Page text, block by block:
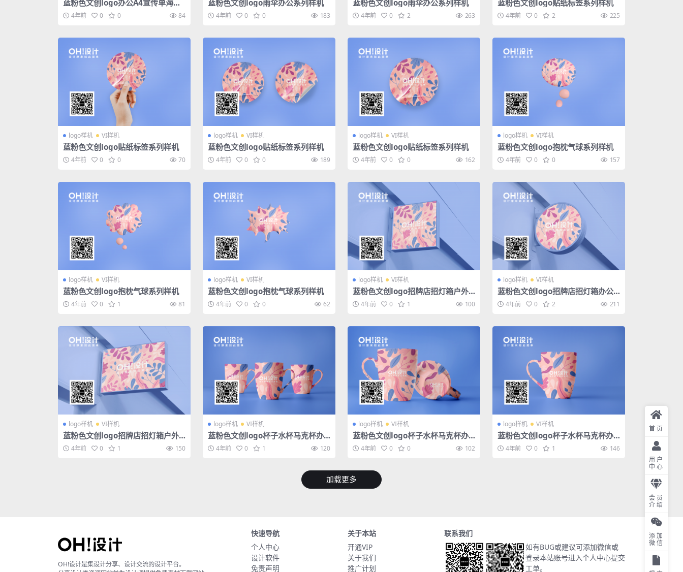
蓝粉色文创logo办公A4宣传单海报
名片信纸信封系列样机
4年前 0 0 84
蓝粉色文创logo雨伞办公系列样机
4年前 0 0 183
蓝粉色文创logo雨伞办公系列样机
4年前 0 2 263
蓝粉色文创logo贴纸标签系列样机
4年前 0 2 225
logo样机 VI样机
蓝粉色文创logo贴纸标签系列样机
4年前 0 0 70
logo样机 VI样机
蓝粉色文创logo贴纸标签系列样机
4年前 0 0 189
logo样机 VI样机
蓝粉色文创logo贴纸标签系列样机
4年前 0 0 162
logo样机 VI样机
蓝粉色文创logo抱枕气球系列样机
4年前 0 0 157
logo样机 VI样机
蓝粉色文创logo抱枕气球系列样机
4年前 0 1 81
logo样机 VI样机
蓝粉色文创logo抱枕气球系列样机
4年前 0 0 62
logo样机 VI样机
蓝粉色文创logo招牌店招灯箱户外
办公系列样机
4年前 0 1 100
logo样机 VI样机
蓝粉色文创logo招牌店招灯箱办公
户外系列样机
4年前 0 2 211
logo样机 VI样机
蓝粉色文创logo招牌店招灯箱户外
办公系列样机
4年前 0 1 150
logo样机 VI样机
蓝粉色文创logo杯子水杯马克杯办
公系列样机
4年前 0 1 120
logo样机 VI样机
蓝粉色文创logo杯子水杯马克杯办
公系列样机
4年前 0 0 102
logo样机 VI样机
蓝粉色文创logo杯子水杯马克杯办
公系列样机
4年前 0 1 146
加载更多
OH!设计是集设计分享、设计交流的设计平台。
快速导航
个人中心
设计软件
免责声明
关于本站
开通VIP
关于我们
推广计划
联系我们
如有BUG或建议可添加微信或
登录本站账号进入个人中心提交
工单。
首页
用户
中心
会员
介绍
添加
微信